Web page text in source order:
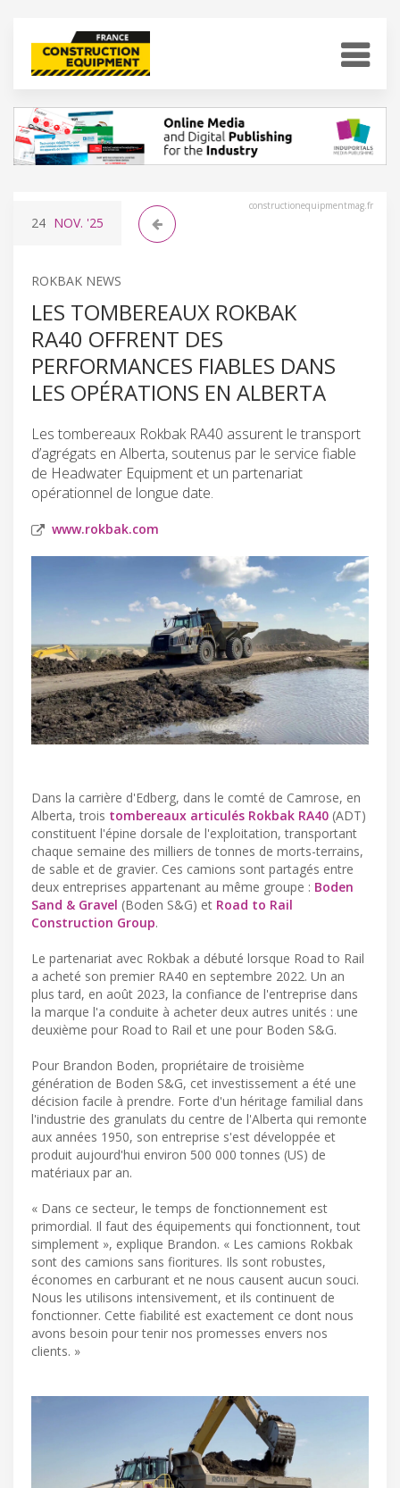
constructionequipmentmag.fr
24 NOV. '25
ROKBAK NEWS
LES TOMBEREAUX ROKBAK
RA40 OFFRENT DES
PERFORMANCES FIABLES DANS
LES OPÉRATIONS EN ALBERTA
Les tombereaux Rokbak RA40 assurent le transport
d’agrégats en Alberta, soutenus par le service fiable
de Headwater Equipment et un partenariat
opérationnel de longue date.
www.rokbak.com
Dans la carrière d'Edberg, dans le comté de Camrose, en
Alberta, trois tombereaux articulés Rokbak RA40 (ADT)
constituent l'épine dorsale de l'exploitation, transportant
chaque semaine des milliers de tonnes de morts-terrains,
de sable et de gravier. Ces camions sont partagés entre
deux entreprises appartenant au même groupe : Boden
Sand & Gravel (Boden S&G) et Road to Rail
Construction Group.
Le partenariat avec Rokbak a débuté lorsque Road to Rail
a acheté son premier RA40 en septembre 2022. Un an
plus tard, en août 2023, la confiance de l'entreprise dans
la marque l'a conduite à acheter deux autres unités : une
deuxième pour Road to Rail et une pour Boden S&G.
Pour Brandon Boden, propriétaire de troisième
génération de Boden S&G, cet investissement a été une
décision facile à prendre. Forte d'un héritage familial dans
l'industrie des granulats du centre de l'Alberta qui remonte
aux années 1950, son entreprise s'est développée et
produit aujourd'hui environ 500 000 tonnes (US) de
matériaux par an.
« Dans ce secteur, le temps de fonctionnement est
primordial. Il faut des équipements qui fonctionnent, tout
simplement », explique Brandon. « Les camions Rokbak
sont des camions sans fioritures. Ils sont robustes,
économes en carburant et ne nous causent aucun souci.
Nous les utilisons intensivement, et ils continuent de
fonctionner. Cette fiabilité est exactement ce dont nous
avons besoin pour tenir nos promesses envers nos
clients. »